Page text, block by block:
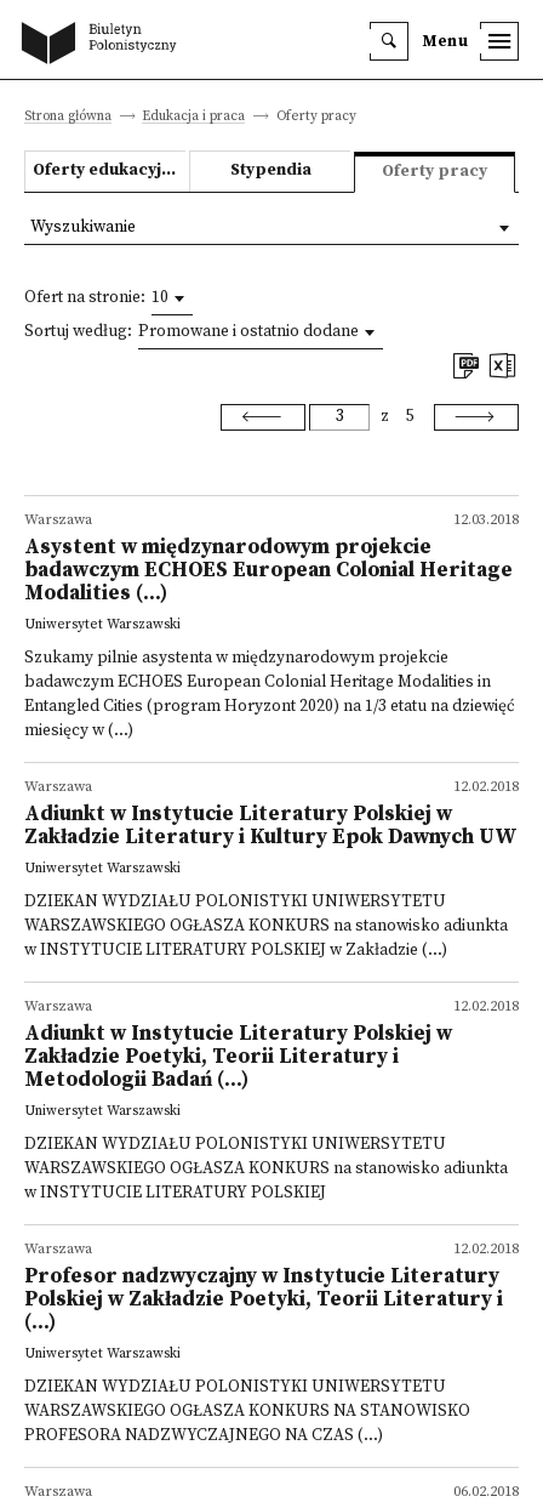
Menu
Strona główna Edukacja i praca Oferty pracy
Oferty edukacyjne Stypendia Oferty pracy
Ofert na stronie: 10
Sortuj według: Promowane i ostatnio dodane
z 5
12.03.2018
Warszawa
Asystent w międzynarodowym projekcie
badawczym ECHOES European Colonial Heritage
Modalities (...)
Uniwersytet Warszawski
Szukamy pilnie asystenta w międzynarodowym projekcie
badawczym ECHOES European Colonial Heritage Modalities in
Entangled Cities (program Horyzont 2020) na 1/3 etatu na dziewięć
miesięcy w (...)
12.02.2018
Warszawa
Adiunkt w Instytucie Literatury Polskiej w
Zakładzie Literatury i Kultury Epok Dawnych UW
Uniwersytet Warszawski
DZIEKAN WYDZIAŁU POLONISTYKI UNIWERSYTETU
WARSZAWSKIEGO OGŁASZA KONKURS na stanowisko adiunkta
w INSTYTUCIE LITERATURY POLSKIEJ w Zakładzie (...)
12.02.2018
Warszawa
Adiunkt w Instytucie Literatury Polskiej w
Zakładzie Poetyki, Teorii Literatury i
Metodologii Badań (...)
Uniwersytet Warszawski
DZIEKAN WYDZIAŁU POLONISTYKI UNIWERSYTETU
WARSZAWSKIEGO OGŁASZA KONKURS na stanowisko adiunkta
w INSTYTUCIE LITERATURY POLSKIEJ
12.02.2018
Warszawa
Profesor nadzwyczajny w Instytucie Literatury
Polskiej w Zakładzie Poetyki, Teorii Literatury i
(...)
Uniwersytet Warszawski
DZIEKAN WYDZIAŁU POLONISTYKI UNIWERSYTETU
WARSZAWSKIEGO OGŁASZA KONKURS NA STANOWISKO
PROFESORA NADZWYCZAJNEGO NA CZAS (...)
06.02.2018
Warszawa
Wyszukiwanie